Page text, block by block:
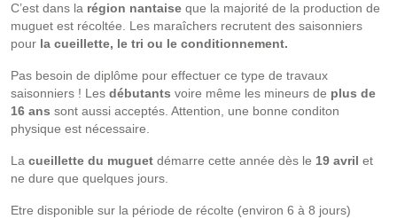
C’est dans la région nantaise que la majorité de la production de
muguet est récoltée. Les maraîchers recrutent des saisonniers
pour la cueillette, le tri ou le conditionnement.
Pas besoin de diplôme pour effectuer ce type de travaux
saisonniers ! Les débutants voire même les mineurs de plus de
16 ans sont aussi acceptés. Attention, une bonne conditon
physique est nécessaire.
La cueillette du muguet démarre cette année dès le 19 avril et
ne dure que quelques jours.
Etre disponible sur la période de récolte (environ 6 à 8 jours)